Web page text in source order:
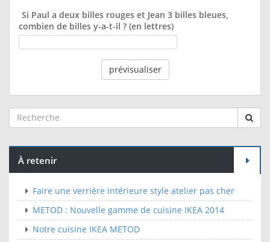
Si Paul a deux billes rouges et Jean 3 billes bleues,
combien de billes y-a-t-il ? (en lettres)
À retenir
Faire une verrière intérieure style atelier pas cher
METOD : Nouvelle gamme de cuisine IKEA 2014
Notre cuisine IKEA METOD